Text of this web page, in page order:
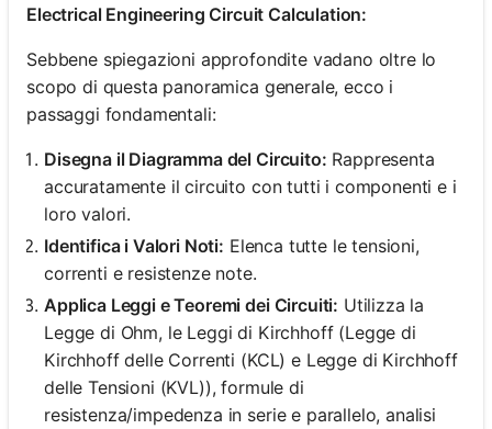
Electrical Engineering Circuit Calculation:
Sebbene spiegazioni approfondite vadano oltre lo
scopo di questa panoramica generale, ecco i
passaggi fondamentali:
Disegna il Diagramma del Circuito: Rappresenta
accuratamente il circuito con tutti i componenti e i
loro valori.
Identifica i Valori Noti: Elenca tutte le tensioni,
correnti e resistenze note.
Applica Leggi e Teoremi dei Circuiti: Utilizza la
Legge di Ohm, le Leggi di Kirchhoff (Legge di
Kirchhoff delle Correnti (KCL) e Legge di Kirchhoff
delle Tensioni (KVL)), formule di
resistenza/impedenza in serie e parallelo, analisi